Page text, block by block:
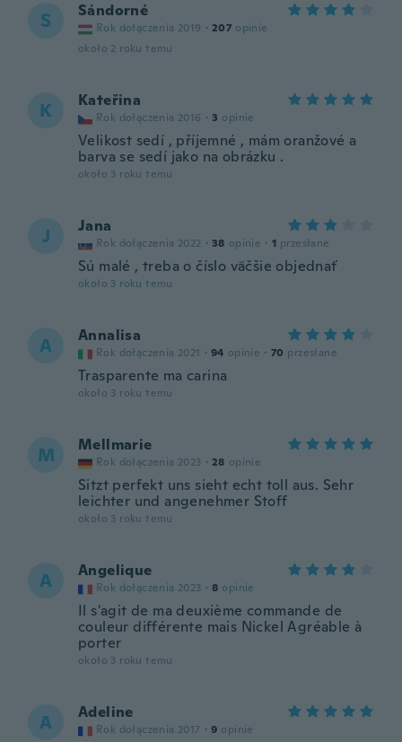
S Sándorné
Rok dołączenia 2019 · 207 opinie
około 2 roku temu
K Kateřina
Rok dołączenia 2016 · 3 opinie
Velikost sedí , příjemné , mám oranžové a
barva se sedí jako na obrázku .
około 3 roku temu
J Jana
Rok dołączenia 2022 · 38 opinie · 1 przesłane
Sú malé , treba o číslo väčšie objednať
około 3 roku temu
A Annalisa
Rok dołączenia 2021 · 94 opinie · 70 przesłane
Trasparente ma carina
około 3 roku temu
M Mellmarie
Rok dołączenia 2023 · 28 opinie
Sitzt perfekt uns sieht echt toll aus. Sehr
leichter und angenehmer Stoff
około 3 roku temu
A Angelique
Rok dołączenia 2023 · 8 opinie
Il s'agit de ma deuxième commande de
couleur différente mais Nickel Agréable à
porter
około 3 roku temu
A Adeline
Rok dołączenia 2017 · 9 opinie